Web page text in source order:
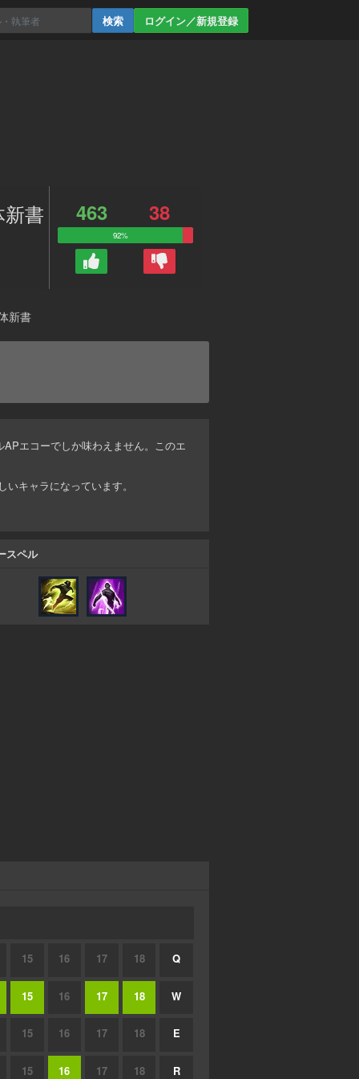
ログイン／新規登録
書 463 38
92%
新書
エコーでしか味わえません。このエ
キャラになっています。
スペル
15 16 17 18 Q
15 16 17 18 W
15 16 17 18 E
15 16 17 18 R